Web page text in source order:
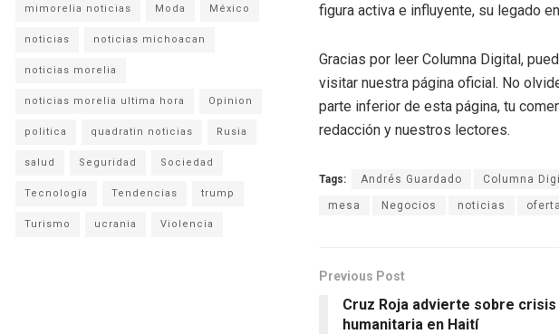
figura activa e influyente, su legado
Gracias por leer Columna Digital,
visitar nuestra página oficial. No
parte inferior de esta página, tu
redacción y nuestros lectores.
Tags: Andrés Guardado Columna
mesa Negocios noticias
Previous Post
Cruz Roja advierte sobre crisis
humanitaria en Haití
mimorelia noticias Moda México
noticias noticias michoacan
noticias morelia
noticias morelia ultima hora Opinion
politica quadratin noticias Rusia
salud Seguridad Sociedad
Tecnología Tendencias trump
Turismo ucrania Violencia